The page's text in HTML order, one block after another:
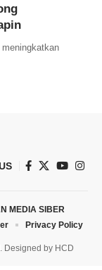
Designed by HCD
MEDIA SIBER
Privacy Policy